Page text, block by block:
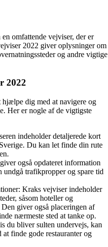
omfattende vejviser, der er
2022 giver oplysninger om
og andre vigtige
2022
dig med at navigere og
Her er nogle af de vigtigste
indeholder detaljerede kort
Du kan let finde din rute
også opdateret information
trafikpropper og spare tid
Kraks vejviser indeholder
såsom hoteller og
giver også placeringen af
nærmeste sted at tanke op.
du bliver sulten undervejs, kan
finde gode restauranter og